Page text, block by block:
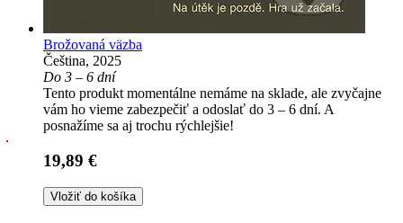
Brožovaná väzba
Čeština, 2025
Do 3 – 6 dní
Tento produkt momentálne nemáme na sklade, ale zvyčajne
vám ho vieme zabezpečiť a odoslať do 3 – 6 dní. A
posnažíme sa aj trochu rýchlejšie!
19,89 €
Vložiť do košíka